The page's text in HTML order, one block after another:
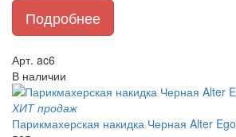
Подробнее
Арт. ac6
В наличии
ХИТ продаж
Парикмахерская накидка Черная Alter Ego